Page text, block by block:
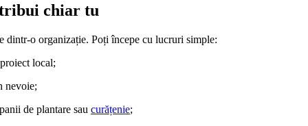
chiar tu
dintr-o organizație. Poți începe cu lucruri simple:
local;
nevoie;
de plantare sau curățenie;